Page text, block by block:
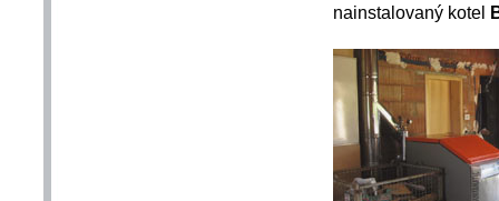
nainstalovaný kotel